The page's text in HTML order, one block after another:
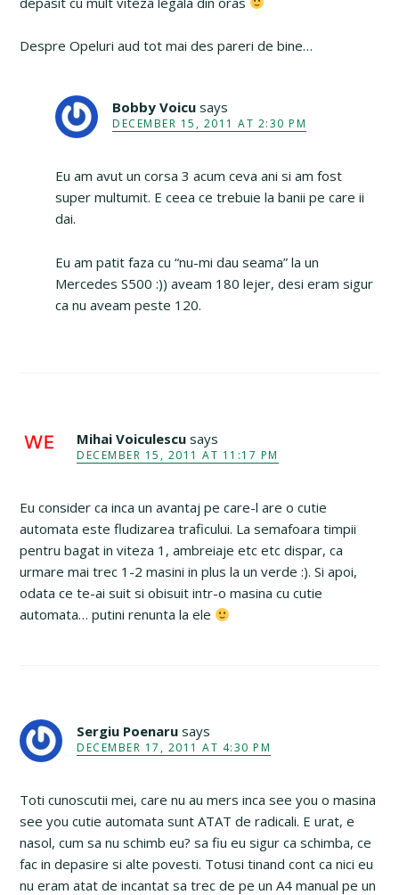
Despre Opeluri aud tot mai des pareri de bine…
Bobby Voicu says
DECEMBER 15, 2011 AT 2:30 PM
Eu am avut un corsa 3 acum ceva ani si am fost
super multumit. E ceea ce trebuie la banii pe care ii
dai.
Eu am patit faza cu “nu-mi dau seama” la un
Mercedes S500 :)) aveam 180 lejer, desi eram sigur
ca nu aveam peste 120.
Mihai Voiculescu says
DECEMBER 15, 2011 AT 11:17 PM
Eu consider ca inca un avantaj pe care-l are o cutie
automata este fludizarea traficului. La semafoara timpii
pentru bagat in viteza 1, ambreiaje etc etc dispar, ca
urmare mai trec 1-2 masini in plus la un verde :). Si apoi,
odata ce te-ai suit si obisuit intr-o masina cu cutie
automata… putini renunta la ele
Sergiu Poenaru says
DECEMBER 17, 2011 AT 4:30 PM
Toti cunoscutii mei, care nu au mers inca see you o masina
see you cutie automata sunt ATAT de radicali. E urat, e
nasol, cum sa nu schimb eu? sa fiu eu sigur ca schimba, ce
fac in depasire si alte povesti. Totusi tinand cont ca nici eu
nu eram atat de incantat sa trec de pe un A4 manual pe un